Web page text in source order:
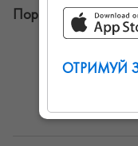
Портфоліо винаних
ОТРИМУЙ